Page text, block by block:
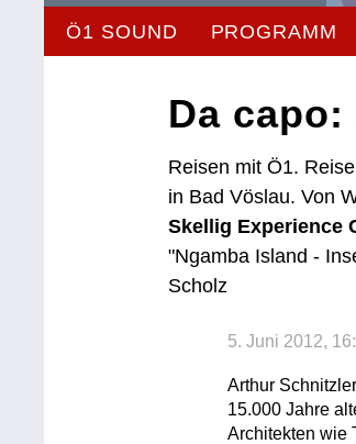
Ö1 SOUND PROGRAMM
Da
Reisen mit Ö1.
in Bad Vöslau. Von
Skellig Experience
"Ngamba Island -
Scholz
5. Juni 2012,
Arthur
15.000 Jahre
Architekten wie